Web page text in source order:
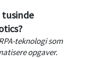
tusinde
teknologi som
opgaver.